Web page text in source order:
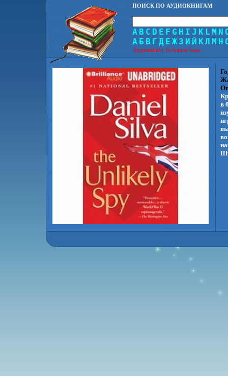
ПОИСК ПО АУДИОКНИГАМ
A B C D E F G H I J K L M N
А Б В Г Д Е Ж З И Й КЛ М Н
Аудиокниги, большая база.
в